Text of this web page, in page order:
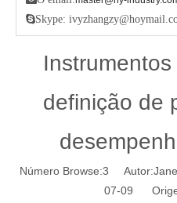
Skype:
definição de
Número Browse:3
07-09